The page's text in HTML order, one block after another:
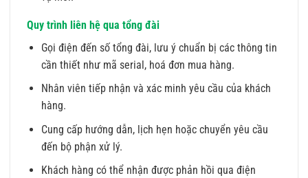
Quy trình liên hệ qua tổng đài
Gọi điện đến số tổng đài, lưu ý chuẩn bị các thông tin
cần thiết như mã serial, hoá đơn mua hàng.
Nhân viên tiếp nhận và xác minh yêu cầu của khách
hàng.
Cung cấp hướng dẫn, lịch hẹn hoặc chuyển yêu cầu
đến bộ phận xử lý.
Khách hàng có thể nhận được phản hồi qua điện